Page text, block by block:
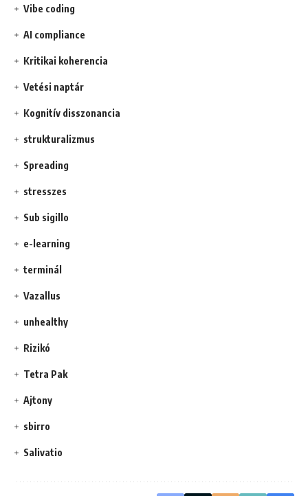
Vibe coding
AI compliance
Kritikai koherencia
Vetési naptár
Kognitív disszonancia
strukturalizmus
Spreading
stresszes
Sub sigillo
e-learning
terminál
Vazallus
unhealthy
Rizikó
Tetra Pak
Ajtony
sbirro
Salivatio